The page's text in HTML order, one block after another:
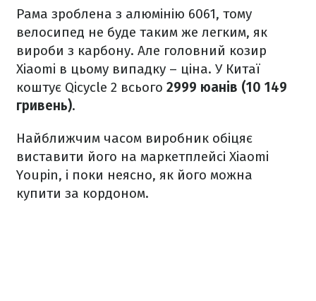
Рама зроблена з алюмінію 6061, тому
велосипед не буде таким же легким, як
вироби з карбону. Але головний козир
Xiaomi в цьому випадку – ціна. У Китаї
коштує Qicycle 2 всього 2999 юанів (10 149
гривень).
Найближчим часом виробник обіцяє
виставити його на маркетплейсі Xiaomi
Youpin, і поки неясно, як його можна
купити за кордоном.